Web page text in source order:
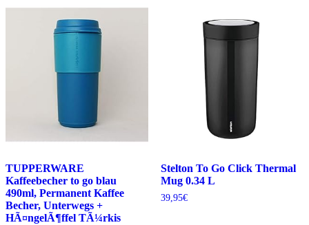
TUPPERWARE
Kaffeebecher to go blau
490ml, Permanent Kaffee
Becher, Unterwegs +
HÃ¤ngelÃ¶ffel TÃ¼rkis
Stelton To Go Click Thermal
Mug 0.34 L
39,95€